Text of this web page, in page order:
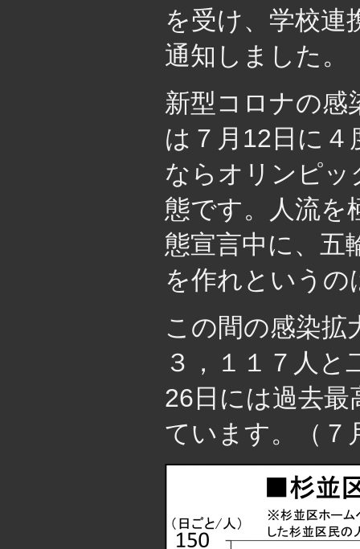
を受け、学校連
通知しました。
新型コロナの感
は７月12日に４
ならオリンピ
態です。人流を
態宣言中に、五
を作れという
この間の感染拡
３，１１７人と
26日には過去
ています。（７